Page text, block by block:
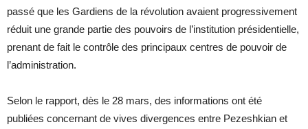
passé que les Gardiens de la révolution avaient progressivement
réduit une grande partie des pouvoirs de l’institution présidentielle,
prenant de fait le contrôle des principaux centres de pouvoir de
l’administration.
Selon le rapport, dès le 28 mars, des informations ont été
publiées concernant de vives divergences entre Pezeshkian et